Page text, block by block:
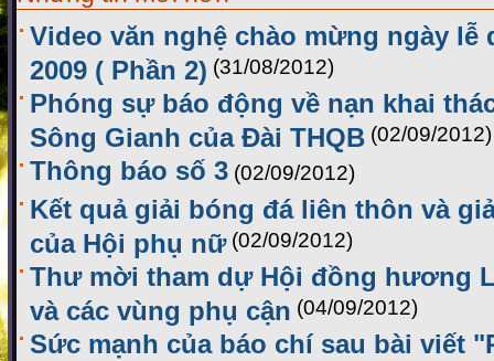
Video văn nghệ chào mừng ngày lễ
2009 ( Phần 2) (31/08/2012)
Phóng sự báo động về nạn khai
Sông Gianh của Đài THQB (02/09/2012)
Thông báo số 3 (02/09/2012)
Kết quả giải bóng đá liên thôn và
của Hội phụ nữ (02/09/2012)
Thư mời tham dự Hội đồng hương
và các vùng phụ cận (04/09/2012)
Sức mạnh của báo chí sau bài viết